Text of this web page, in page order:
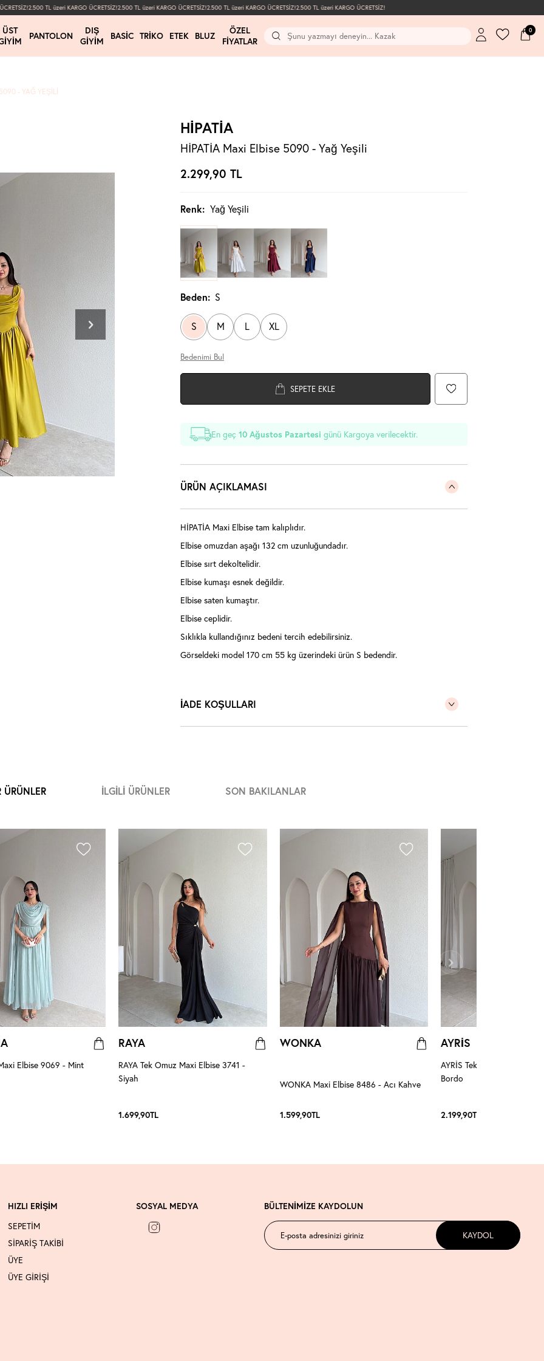
2.500 TL üzeri KARGO ÜCRETSİZ!2.500 TL üzeri KARGO ÜCRETSİZ!2.500 TL üzeri KARGO ÜCRETSİZ!2.500 TL üzeri KARGO ÜCRETSİZ!
ÜST
PANTOLON
DIŞ
GIYIM
BASIC TRIKO ETEK BLUZ
ÖZEL
FIYATLAR
0
- YAĞ YEŞILI
HİPATİA
HİPATİA Maxi Elbise 5090 - Yağ Yeşili
2.299,90 TL
Renk: Yağ Yeşili
Beden: S
S M L XL
Bedenimi Bul
SEPETE EKLE
En geç10 Ağustos Pazartesi günü Kargoya verilecektir.
ÜRÜN AÇIKLAMASI
HİPATİA Maxi Elbise tam kalıplıdır.
Elbise omuzdan aşağı 132 cm uzunluğundadır.
Elbise sırt dekoltelidir.
Elbise kumaşı esnek değildir.
Elbise saten kumaştır.
Elbise ceplidir.
Sıklıkla kullandığınız bedeni tercih edebilirsiniz.
Görseldeki model 170 cm 55 kg üzerindeki ürün S bedendir.
İADE KOŞULLARI
ÜRÜNLER İLGILI ÜRÜNLER SON BAKILANLAR
Elbise 9069 - Mint
RAYA
RAYA Tek Omuz Maxi Elbise 3741 -
Siyah
1.699,90TL
WONKA
WONKA Maxi Elbise 8486 - Acı Kahve
1.599,90TL
AYRİS
AYRİS Tek Omuz Maxi
Bordo
2.199,90TL
HIZLI ERİŞİM
SEPETİM
SİPARİŞ TAKİBİ
ÜYE
ÜYE GİRİŞİ
SOSYAL MEDYA BÜLTENİMİZE KAYDOLUN
KAYDOL